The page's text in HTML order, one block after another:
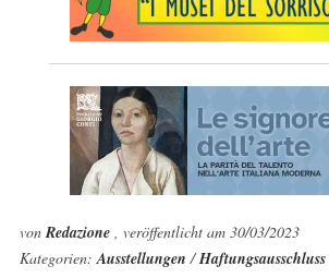
vonRedazione , veröffentlicht am 30/03/2023
Kategorien:Ausstellungen/Haftungsausschluss